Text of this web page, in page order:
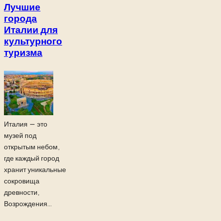
Лучшие
города
Италии для
культурного
туризма
Италия — это
музей под
открытым небом,
где каждый город
хранит уникальные
сокровища
древности,
Возрождения...